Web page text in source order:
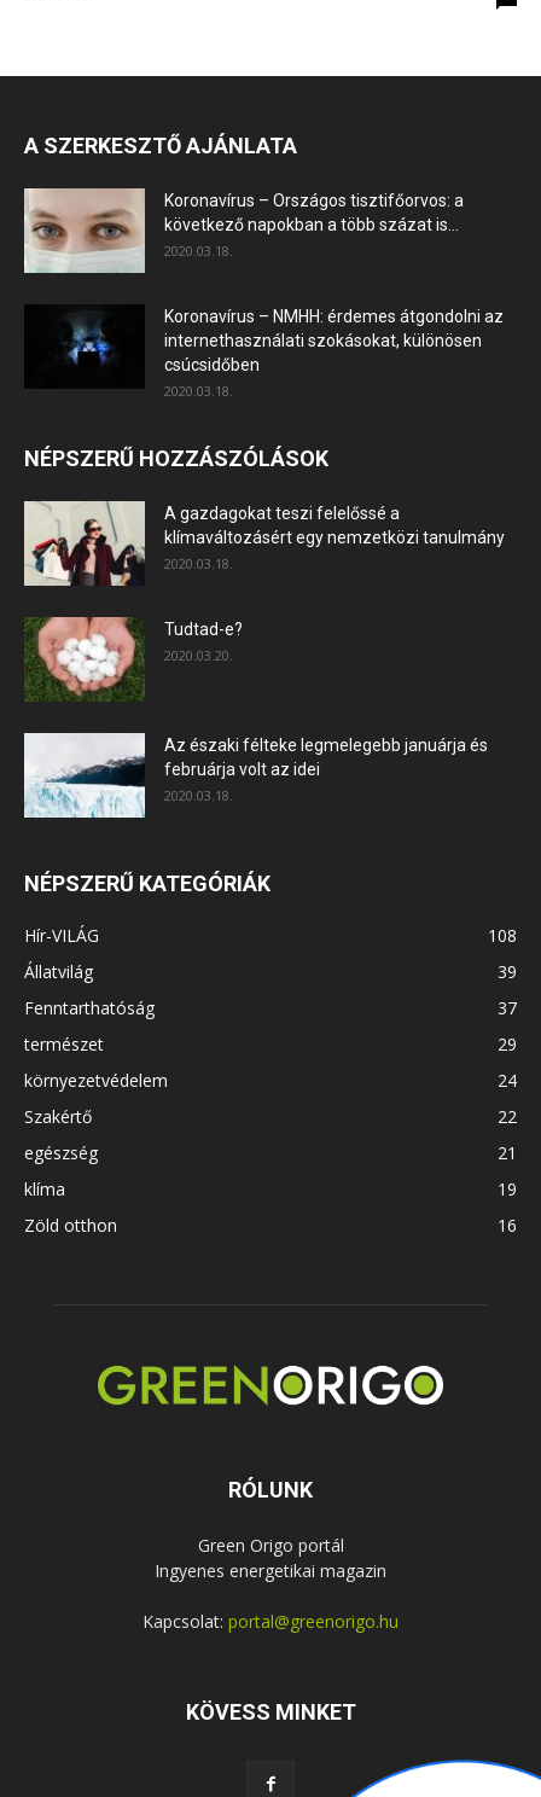
A SZERKESZTŐ AJÁNLATA
Koronavírus – Országos tisztifőorvos: a
következő napokban a több százat is...
2020.03.18.
Koronavírus – NMHH: érdemes átgondolni az
internethasználati szokásokat, különösen
csúcsidőben
2020.03.18.
NÉPSZERŰ HOZZÁSZÓLÁSOK
A gazdagokat teszi felelőssé a
klímaváltozásért egy nemzetközi tanulmány
2020.03.18.
Tudtad-e?
2020.03.20.
Az északi félteke legmelegebb januárja és
februárja volt az idei
2020.03.18.
NÉPSZERŰ KATEGÓRIÁK
Hír-VILÁG
108
Állatvilág
39
Fenntarthatóság
37
természet
29
környezetvédelem
24
Szakértő
22
egészség
21
klíma
19
Zöld otthon
16
RÓLUNK
Green Origo portál
Ingyenes energetikai magazin
Kapcsolat: portal@greenorigo.hu
KÖVESS MINKET